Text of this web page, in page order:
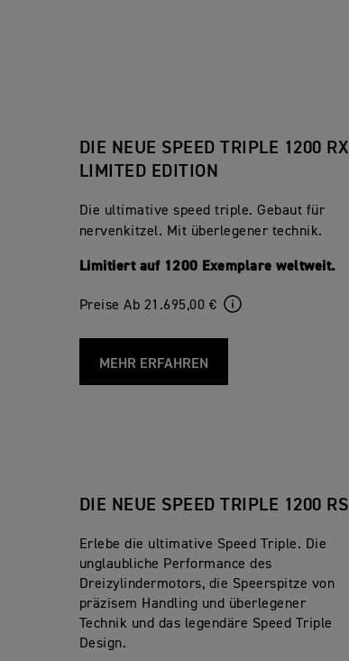
DIE NEUE SPEED TRIPLE 1200 RX
LIMITED EDITION
Die ultimative speed triple. Gebaut für
nervenkitzel. Mit überlegener technik.
Limitiert auf 1200 Exemplare weltweit.
Preise Ab 21.695,00 €
MEHR ERFAHREN
DIE NEUE SPEED TRIPLE 1200 RS
Erlebe die ultimative Speed Triple. Die
unglaubliche Performance des
Dreizylindermotors, die Speerspitze von
präzisem Handling und überlegener
Technik und das legendäre Speed Triple
Design.